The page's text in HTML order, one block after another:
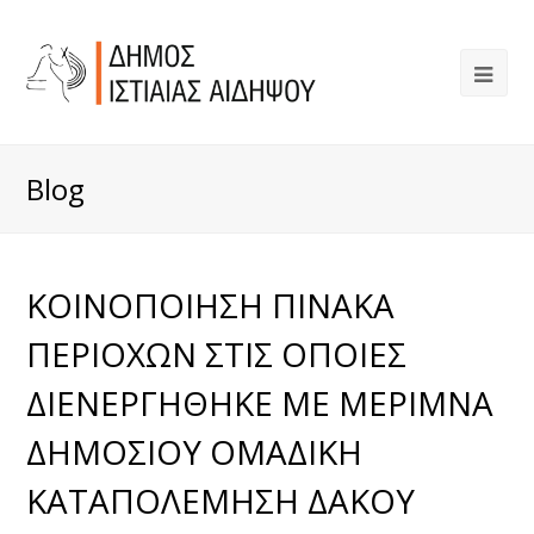
Blog
ΚΟΙΝΟΠΟΙΗΣΗ ΠΙΝΑΚΑ
ΠΕΡΙΟΧΩΝ ΣΤΙΣ ΟΠΟΙΕΣ
ΔΙΕΝΕΡΓΗΘΗΚΕ ΜΕ ΜΕΡΙΜΝΑ
ΔΗΜΟΣΙΟΥ ΟΜΑΔΙΚΗ
ΚΑΤΑΠΟΛΕΜΗΣΗ ΔΑΚΟΥ